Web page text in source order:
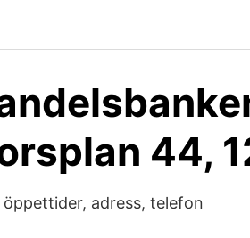
44,
adress, telefon